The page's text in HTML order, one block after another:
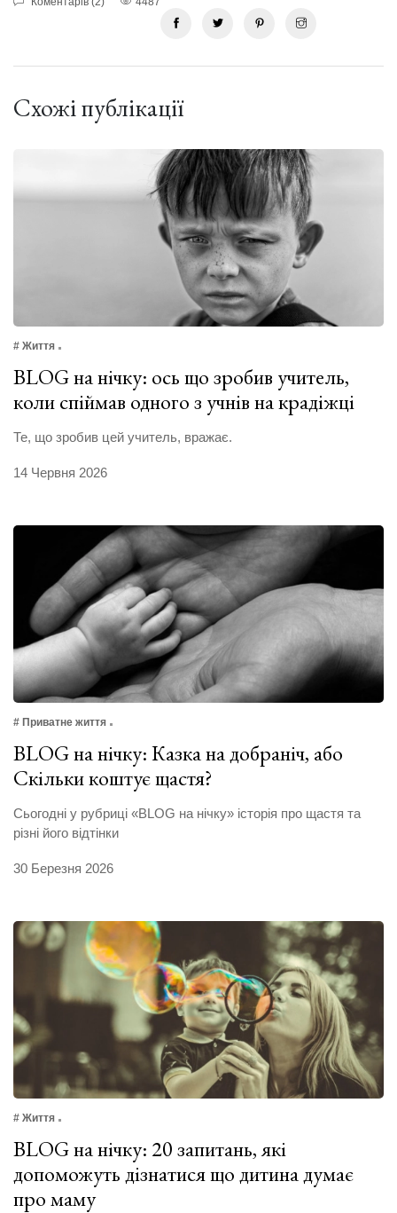
Схожі публікації
# Життя
BLOG на нічку: ось що зробив учитель,
коли спіймав одного з учнів на крадіжці
Те, що зробив цей учитель, вражає.
14 Червня 2026
# Приватне життя
BLOG на нічку: Казка на добраніч, або
Скільки коштує щастя?
Сьогодні у рубриці «BLOG на нічку» історія про щастя та
різні його відтінки
30 Березня 2026
# Життя
BLOG на нічку: 20 запитань, які
допоможуть дізнатися що дитина думає
про маму